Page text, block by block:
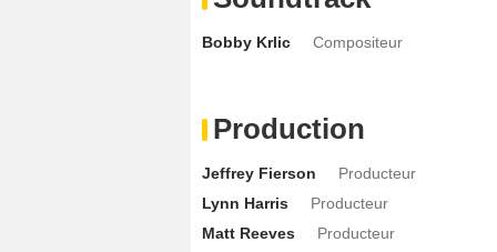
Bobby Krlic Compositeur
Production
Jeffrey Fierson
Producteur
Lynn Harris
Producteur
Matt Reeves
Producteur